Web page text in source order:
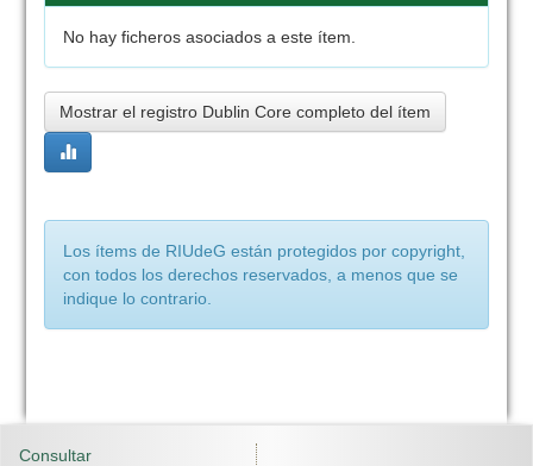
No hay ficheros asociados a este ítem.
Mostrar el registro Dublin Core completo del ítem
Los ítems de RIUdeG están protegidos por copyright,
con todos los derechos reservados, a menos que se
indique lo contrario.
Consultar